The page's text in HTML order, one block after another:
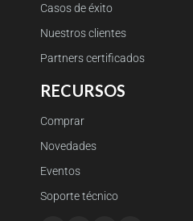
Casos de éxito
Nuestros clientes
Partners certificados
RECURSOS
Comprar
Novedades
Eventos
Soporte técnico